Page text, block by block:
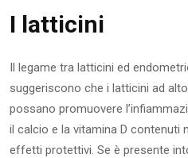
I latticini
Il legame tra latticini ed
suggeriscono che i latticini ad
possano promuovere
il calcio e la vitamina D contenuti
effetti protettivi. Se è presente